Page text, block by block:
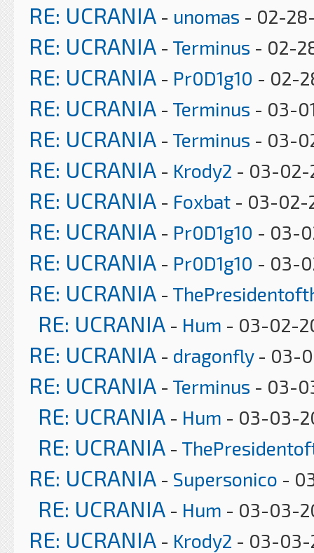
RE: UCRANIA - unomas - 02-
RE: UCRANIA - Terminus - 02-
RE: UCRANIA - Pr0D1g10 - 02-
RE: UCRANIA - Terminus - 03-
RE: UCRANIA - Terminus - 03-
RE: UCRANIA - Krody2 - 03-02-
RE: UCRANIA - Foxbat - 03-02-
RE: UCRANIA - Pr0D1g10 - 03-
RE: UCRANIA - Pr0D1g10 - 03-
RE: UCRANIA -
RE: UCRANIA - Hum - 03-02-
RE: UCRANIA - dragonfly- 03-
RE: UCRANIA - Terminus - 03-
RE: UCRANIA - Hum - 03-03-
RE: UCRANIA -
RE: UCRANIA - Supersonico -
RE: UCRANIA - Hum - 03-03-
RE: UCRANIA - Krody2 - 03-03-